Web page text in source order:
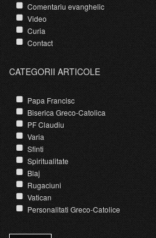
Comentariu evanghelic
Video
Curia
Contact
CATEGORII ARTICOLE
Papa Francisc
Biserica Greco-Catolica
PF Claudiu
Varia
Sfinti
Spiritualitate
Blaj
Rugaciuni
Vatican
Personalitati Greco-Catolice